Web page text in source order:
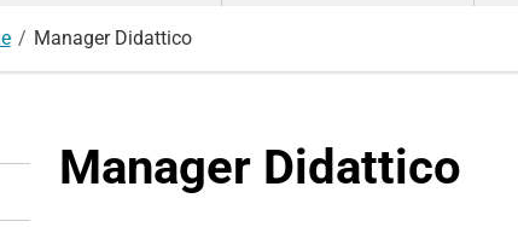
Manager Didattico
Manager Didattico